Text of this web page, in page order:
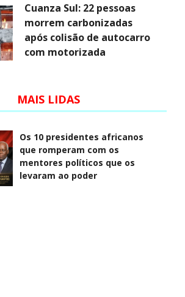
Cuanza Sul: 22 pessoas
morrem carbonizadas
após colisão de autocarro
com motorizada
MAIS LIDAS
Os 10 presidentes africanos
que romperam com os
mentores políticos que os
levaram ao poder